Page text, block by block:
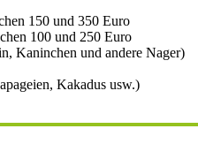
150 und 350 Euro
100 und 250 Euro
Kaninchen und andere Nager)
Kakadus usw.)